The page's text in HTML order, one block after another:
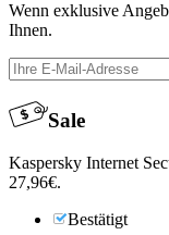
Wenn exklusive
Ihnen.
Sale
Kaspersky Internet
27,96€.
Bestätigt